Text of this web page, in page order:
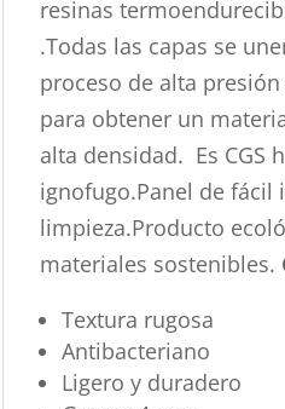
resinas
.Todas las capas se
proceso de alta
para obtener un
alta densidad. Es CGS
ignofugo.Panel de fácil
limpieza.Producto
materiales sostenibles.
Textura rugosa
Antibacteriano
Ligero y duradero